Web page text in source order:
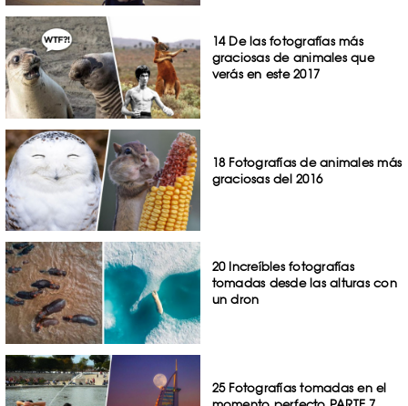
14 De las fotografías más
graciosas de animales que
verás en este 2017
18 Fotografías de animales más
graciosas del 2016
20 Increíbles fotografías
tomadas desde las alturas con
un dron
25 Fotografías tomadas en el